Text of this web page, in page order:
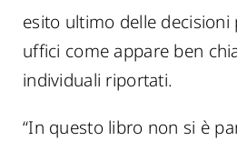
esito ultimo delle decisioni
uffici come appare ben
individuali riportati.
“In questo libro non si è